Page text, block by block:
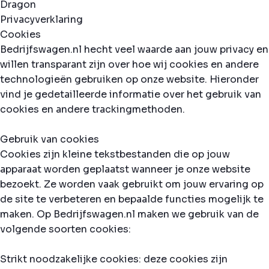
Privacyverklaring
Cookies
Bedrijfswagen.nl hecht veel waarde aan jouw privacy en
willen transparant zijn over hoe wij cookies en andere
technologieën gebruiken op onze website. Hieronder
vind je gedetailleerde informatie over het gebruik van
cookies en andere trackingmethoden.
Gebruik van cookies
Cookies zijn kleine tekstbestanden die op jouw
apparaat worden geplaatst wanneer je onze website
bezoekt. Ze worden vaak gebruikt om jouw ervaring op
de site te verbeteren en bepaalde functies mogelijk te
maken. Op Bedrijfswagen.nl maken we gebruik van de
volgende soorten cookies:
Strikt noodzakelijke cookies: deze cookies zijn